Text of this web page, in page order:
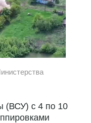
(ВСУ) с 4 по 10